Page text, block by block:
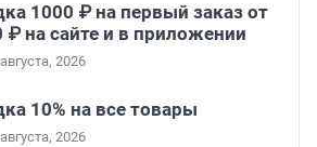
1000 ₽ на первый заказ от
₽ на сайте и в приложении
2026
10% на все товары
2026